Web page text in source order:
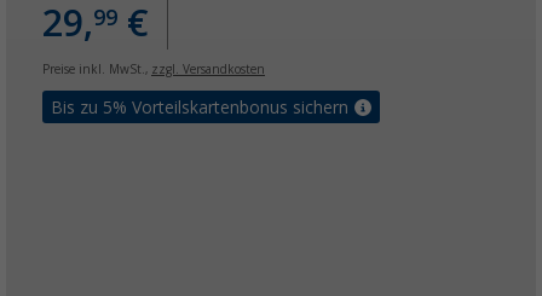
29,99 €
Preise inkl. MwSt., zzgl. Versandkosten
Bis zu 5% Vorteilskartenbonus sichern